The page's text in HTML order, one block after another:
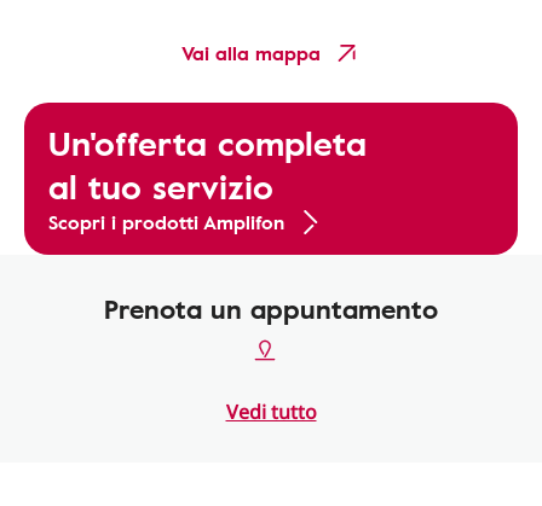
Vai alla mappa
Un'offerta completa
al tuo servizio
Scopri i prodotti Amplifon
Prenota un appuntamento
Vedi tutto